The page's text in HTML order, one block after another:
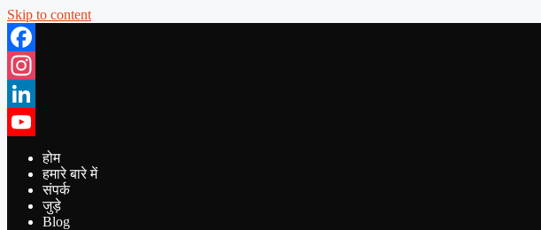
Skip to content
Facebook
Instagram
LinkedIn
YouTube
होम
हमारे बारे में
संपर्क
जुड़े
Blog